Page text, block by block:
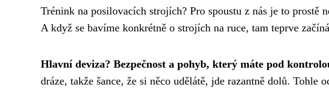
Trénink na posilovacích strojích? Pro spoustu z nás je to prostě
A když se bavíme konkrétně o strojích na ruce, tam teprve
Hlavní deviza? Bezpečnost a pohyb, který máte pod
dráze, takže šance, že si něco udělátě, jde razantně dolů.